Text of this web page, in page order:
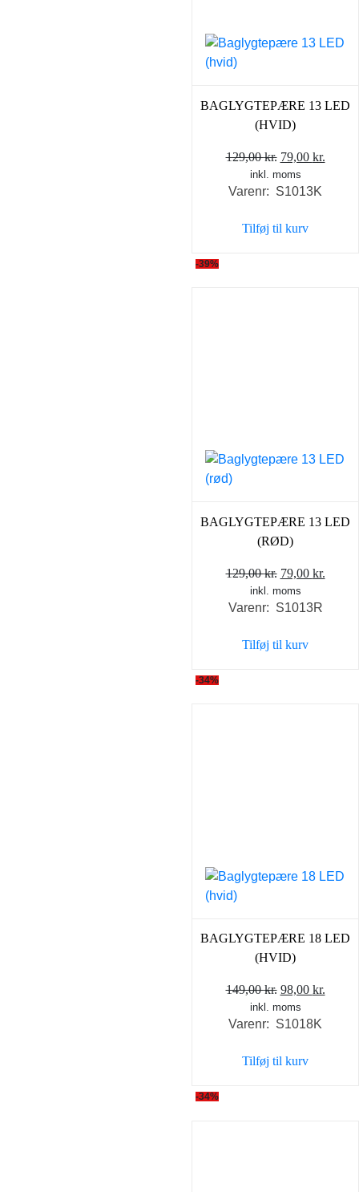
BAGLYGTEPÆRE 13 LED
(HVID)
129,00kr. Den
oprindelige
pris
129,00 kr..
79,00 kr.
inkl. moms
Varenr: S1013K
Tilføj til kurv
-39%
BAGLYGTEPÆRE 13 LED
(RØD)
129,00kr. Den
oprindelige
pris
129,00 kr..
79,00 kr.
inkl. moms
Varenr: S1013R
Tilføj til kurv
-34%
BAGLYGTEPÆRE 18 LED
(HVID)
149,00kr. Den
oprindelige
pris
149,00 kr..
98,00 kr.Den
inkl. moms
Varenr: S1018K
Tilføj til kurv
-34%